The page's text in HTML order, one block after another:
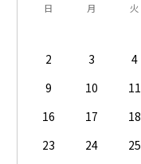
日 月 火
2
3 4
9
10 11
16
17 18
23
24 25